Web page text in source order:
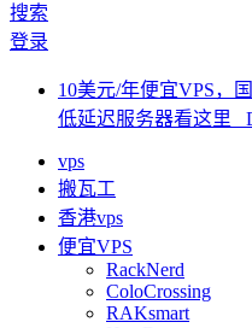
搜索
登录
10美元/年便宜VPS，
低延迟服务器看这里
vps
搬瓦工
香港vps
便宜VPS
RackNerd
ColoCrossing
RAKsmart